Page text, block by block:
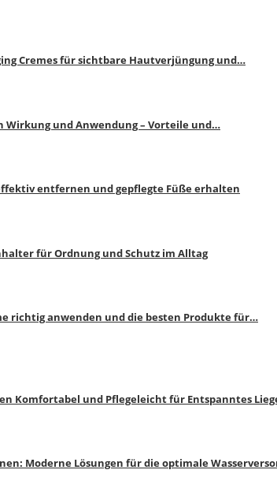
Cremes für sichtbare Hautverjüngung und…
Wirkung und Anwendung – Vorteile und…
entfernen und gepflegte Füße erhalten
für Ordnung und Schutz im Alltag
richtig anwenden und die besten Produkte für…
Komfortabel und Pflegeleicht für Entspanntes
Moderne Lösungen für die optimale